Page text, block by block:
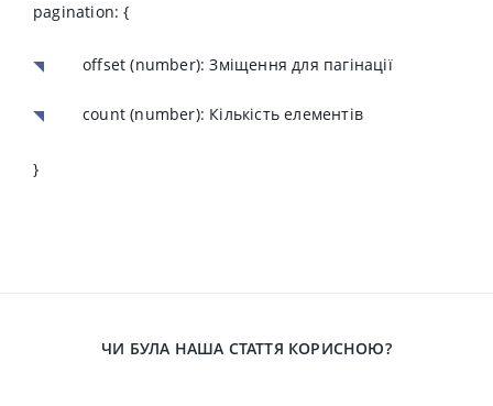
pagination: {
offset (number): Зміщення для пагінації
count (number): Кількість елементів
}
ЧИ БУЛА НАША СТАТТЯ КОРИСНОЮ?